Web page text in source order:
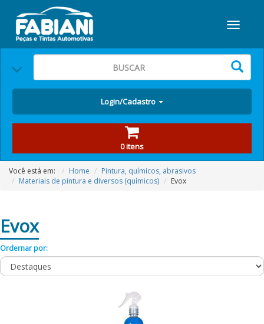
Login/Cadastro
0 itens
Você está em: Home
Pintura, químicos, abrasivos
Materiais de pintura e diversos (químicos)
Evox
Evox
Ordernar por: